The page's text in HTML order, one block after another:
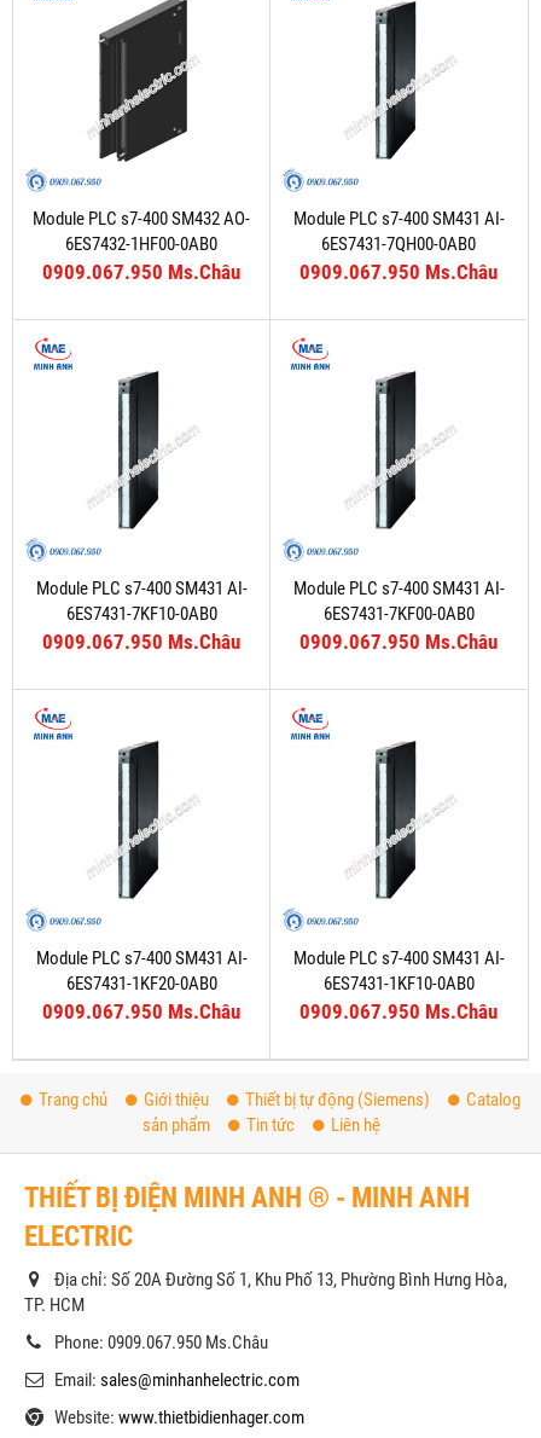
Module PLC s7-400 SM432 AO-
6ES7432-1HF00-0AB0
0909.067.950 Ms.Châu
Module PLC s7-400 SM431 AI-
6ES7431-7QH00-0AB0
0909.067.950 Ms.Châu
Module PLC s7-400 SM431 AI-
6ES7431-7KF10-0AB0
0909.067.950 Ms.Châu
Module PLC s7-400 SM431 AI-
6ES7431-7KF00-0AB0
0909.067.950 Ms.Châu
Module PLC s7-400 SM431 AI-
6ES7431-1KF20-0AB0
0909.067.950 Ms.Châu
Module PLC s7-400 SM431 AI-
6ES7431-1KF10-0AB0
0909.067.950 Ms.Châu
Trang chủ Giới thiệu Thiết bị tự động (Siemens)
Catalog
sản phẩm
Tin tức Liên hệ
THIẾT BỊ ĐIỆN MINH ANH ® - MINH ANH
ELECTRIC
Địa chỉ: Số 20A Đường Số 1, Khu Phố 13, Phường Bình Hưng Hòa,
TP. HCM
Phone: 0909.067.950 Ms.Châu
Email: sales@minhanhelectric.com
Website: www.thietbidienhager.com